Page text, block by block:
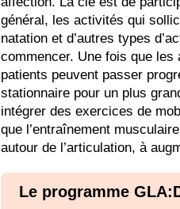
général, les activités qui
natation et d’autres types
commencer. Une fois que
patients peuvent passer
stationnaire pour un plus
intégrer des exercices de
que l’entraînement
autour de l’articulation, à
Le programme